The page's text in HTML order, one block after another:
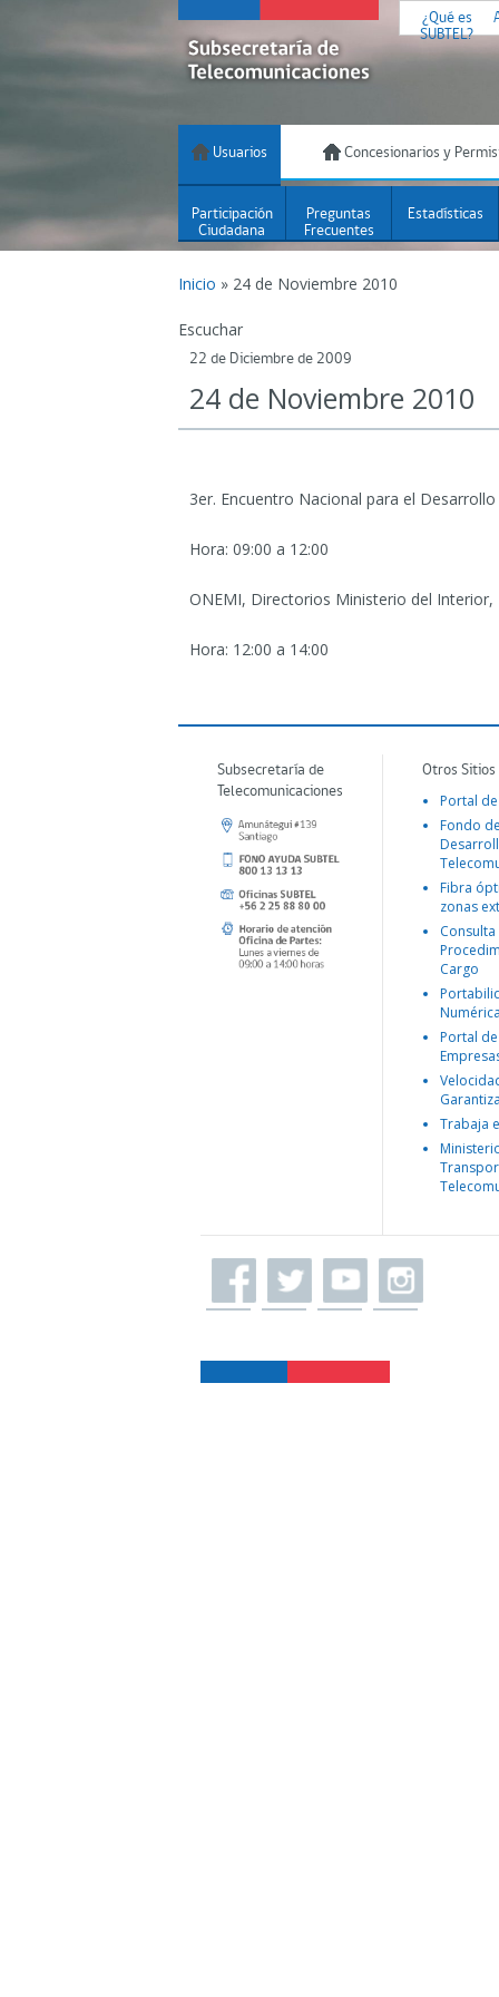
¿Qué es
SUBTEL?
Usuarios Concesionarios y
Participación
Ciudadana
Preguntas
Frecuentes
Estadísticas
Inicio » 24 de Noviembre 2010
Escuchar
22 de Diciembre de 2009
24 de Noviembre 2010
3er. Encuentro Nacional para el
Hora: 09:00 a 12:00
ONEMI, Directorios Ministerio del Interior,
Hora: 12:00 a 14:00
Subsecretaría de
Telecomunicaciones
Otros
Portal
Fondo
Fibra
zonas
Consulta
Cargo
Portal
Trabaja